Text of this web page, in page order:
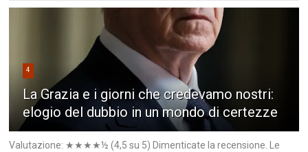
4
La Grazia e i giorni che credevamo nostri:
elogio del dubbio in un mondo di certezze
Valutazione: ★★★★½ (4,5 su 5) Dimenticate la recensione. Le